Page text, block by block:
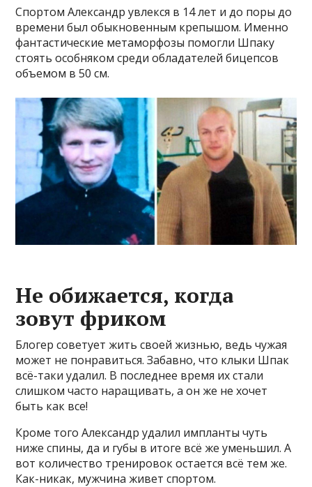
Спортом Александр увлекся в 14 лет и до поры до
времени был обыкновенным крепышом. Именно
фантастические метаморфозы помогли Шпаку
стоять особняком среди обладателей бицепсов
объемом в 50 см.
Не обижается, когда
зовут фриком
Блогер советует жить своей жизнью, ведь чужая
может не понравиться. Забавно, что клыки Шпак
всё-таки удалил. В последнее время их стали
слишком часто наращивать, а он же не хочет
быть как все!
Кроме того Александр удалил импланты чуть
ниже спины, да и губы в итоге всё же уменьшил. А
вот количество тренировок остается всё тем же.
Как-никак, мужчина живет спортом.